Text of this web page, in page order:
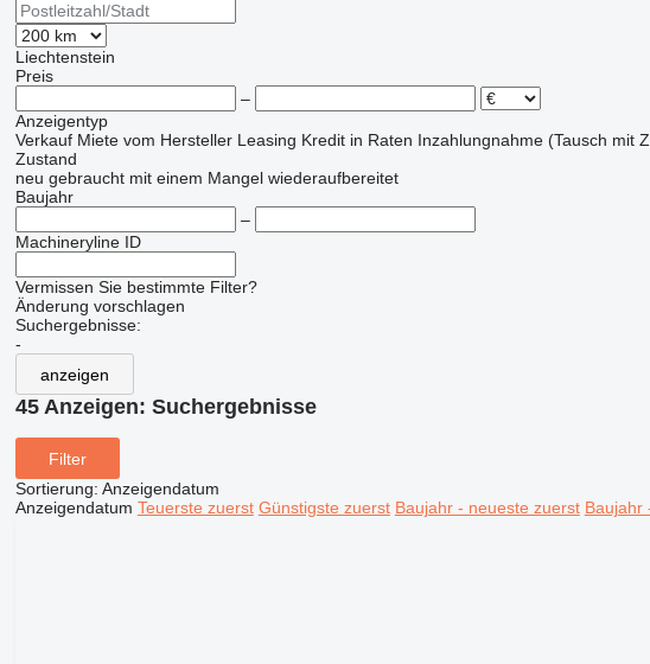
Liechtenstein
Preis
–
Anzeigentyp
Verkauf Miete vom Hersteller Leasing Kredit in Raten Inzahlungnahme (Tausch mit
Zustand
neu gebraucht mit einem Mangel wiederaufbereitet
Baujahr
–
Machineryline ID
Vermissen Sie bestimmte Filter?
Änderung vorschlagen
Suchergebnisse:
-
anzeigen
45 Anzeigen: Suchergebnisse
Filter
Sortierung: Anzeigendatum
Anzeigendatum Teuerste zuerst Günstigste zuerst Baujahr - neueste zuerst Baujahr